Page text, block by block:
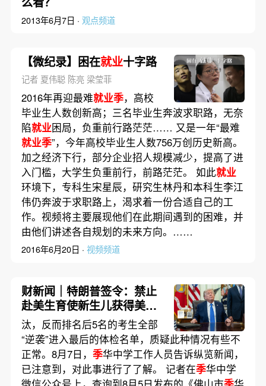
2013年6月7日 · 观点频道
【微纪录】困在就业十字路
记者 夏伟聪 陈亮 梁莹菲
2016年再迎最难就业季，高校
毕业生人数创新高；三名毕业生奔波求职路，无奈
陷就业困局，负重前行路茫茫…… 又是一年“最难
就业季”，今年高校毕业生人数756万创历史新高。
加之经济下行，部分企业招人规模减少，提高了进
入门槛，大学生负重前行，前路茫茫。 如此就业
环境下，专科生宋星辰，研究生林丹和本科生李江
伟仍奔波于求职路上，渴求着一份合适自己的工
作。视频将主要展现他们在此期间遇到的困难，并
由他们讲述各自规划的未来方向。……
2016年6月20日 · 视频频道
财新闻｜特朗普签令：禁止
赴美生育使新生儿获得美国
公民身份的“生育旅游”
汰，反而排名后5名的考生全部
“逆袭”进入最后的体检名单，质疑此种情况有些不
正常。8月7日， 季华中学工作人员告诉纵览新闻，
已注意到，对此事进行了了解。 记者在季华中学